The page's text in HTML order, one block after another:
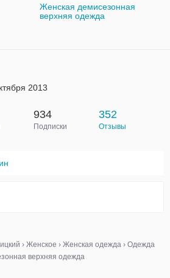
Женская демисезонная
верхняя одежда
2013
934
Подписки
352
Отзывы
› Женское › Женская одежда › Одежда
верхняя одежда